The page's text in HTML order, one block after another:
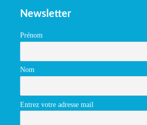
Newsletter
Prénom
Nom
Entrez votre adresse mail